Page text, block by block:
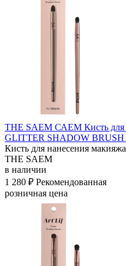
THE SAEM САЕМ Кисть для
GLITTER SHADOW BRUSH
Кисть для нанесения макияжа
THE SAEM
в наличии
1 280 ₽ Рекомендованная
розничная цена